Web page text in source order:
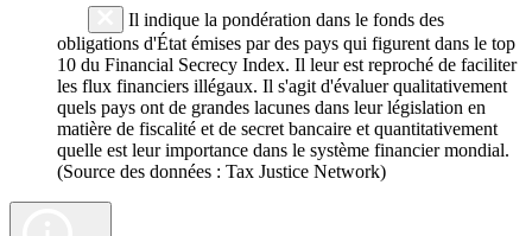
Il indique la pondération dans le fonds des
obligations d'État émises par des pays qui figurent dans le top
10 du Financial Secrecy Index. Il leur est reproché de faciliter
les flux financiers illégaux. Il s'agit d'évaluer qualitativement
quels pays ont de grandes lacunes dans leur législation en
matière de fiscalité et de secret bancaire et quantitativement
quelle est leur importance dans le système financier mondial.
(Source des données : Tax Justice Network)